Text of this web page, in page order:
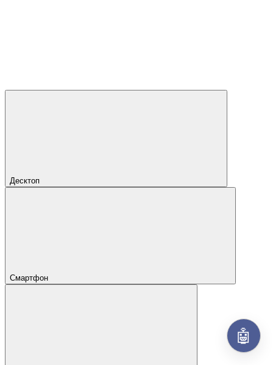
Десктоп
Смартфон